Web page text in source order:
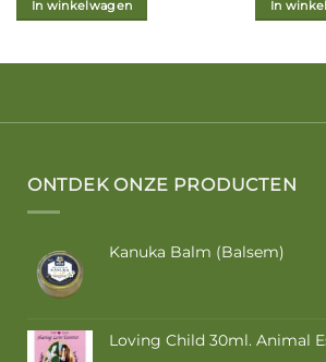
In winkelwagen In
ONTDEK ONZE PRODUCTEN
Kanuka Balm (Balsem)
Loving Child 30ml. Animal